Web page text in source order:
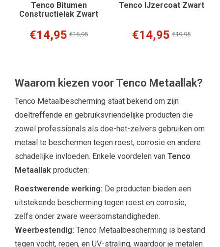
Tenco Bitumen
Constructielak Zwart
€14,95 €16,95
Tenco IJzercoat Zwart
€14,95 €19,95
Waarom kiezen voor Tenco Metaallak?
Tenco Metaalbescherming staat bekend om zijn
doeltreffende en gebruiksvriendelijke producten die
zowel professionals als doe-het-zelvers gebruiken om
metaal te beschermen tegen roest, corrosie en andere
schadelijke invloeden. Enkele voordelen van Tenco
Metaallak producten:
Roestwerende werking: De producten bieden een
uitstekende bescherming tegen roest en corrosie,
zelfs onder zware weersomstandigheden.
Weerbestendig: Tenco Metaalbescherming is bestand
tegen vocht, regen, en UV-straling, waardoor je metalen